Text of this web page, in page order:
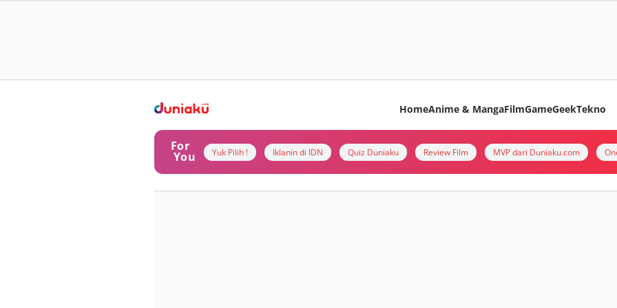
HomeAnime & MangaFilmGameGeekTekno
For
You Yuk Pilih ! Iklanin di IDN Quiz Duniaku Review Film MVP dari Duniaku.com